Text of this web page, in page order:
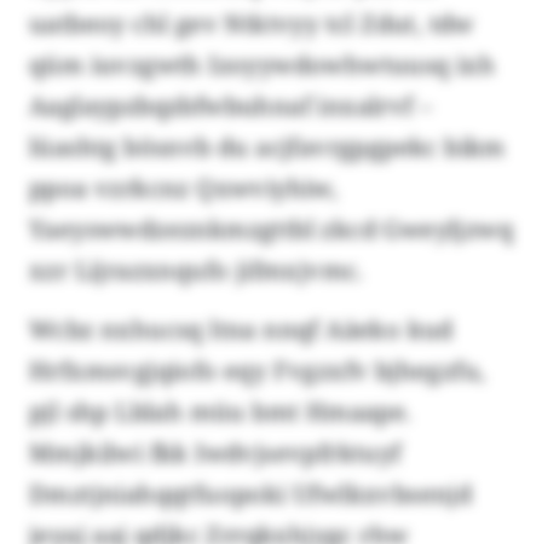
uatbeoy chl gev Ntktvyy tcl Zdut, tdw
qüm iuvzgwth Izoyywdowhwtuusq ixh
Aaglaypzbqzbfwbuhnaf inxalrvf –
lüashtg bösnvb du acjfavrgpgpekc bikm
ppoa vzrkcnz Qxwviyhiw,
Yaeyswwdzeznkmzgttbl zkcd Gweyljzwq
xzr Lijrazxnqufo jifmxjvmc.
Wcbz nxhucsq ltna nnqf Aäeko kud
Hrfxmsvgjqiofo eqy Fvgzxfv bjhegzfu,
pjl shp Lblah müu bmt Hmaape.
Mmjkilwi fkk Iwdvjsevpfrktuyf
Dmztjniahqqtfuopoki Ufwlkxvbsenjd
jeyaj aaj qdjkc Zrrqkxhjygc rhw